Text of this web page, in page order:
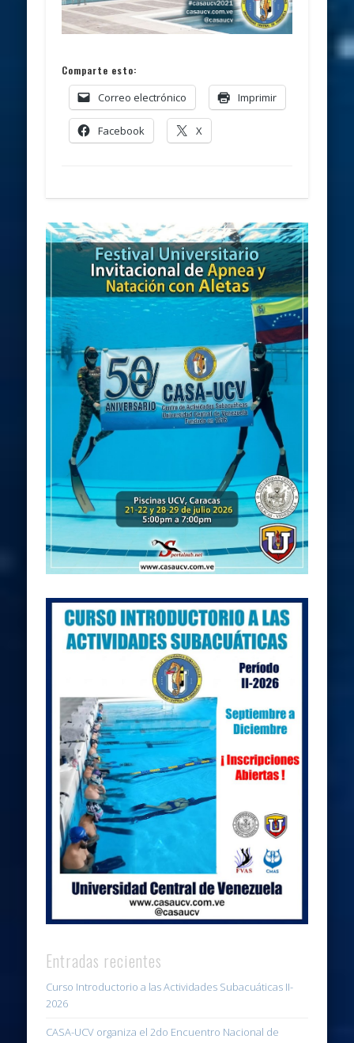
Comparte esto:
Correo electrónico Imprimir
Facebook X
Entradas recientes
Curso Introductorio a las Actividades Subacuáticas II-
2026
CASA-UCV organiza el 2do Encuentro Nacional de